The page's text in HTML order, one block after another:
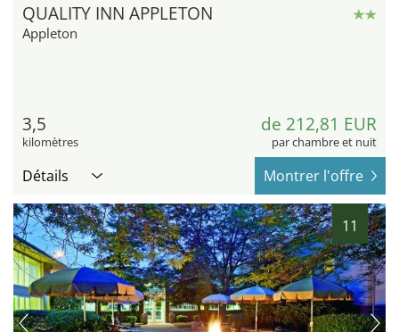
QUALITY INN APPLETON
Appleton
3,5
kilomètres
de 212,81 EUR
par chambre et nuit
Détails Montrer l'offre
11